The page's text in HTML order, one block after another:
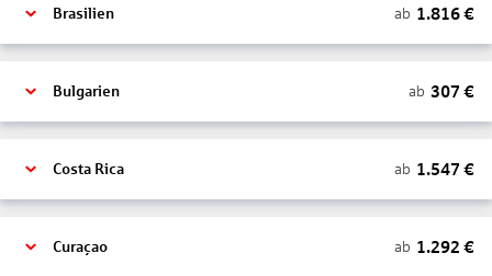
Brasilien ab 1.816€
Bulgarien ab 307 €
Costa Rica ab 1.547 €
Curaçao ab 1.292 €